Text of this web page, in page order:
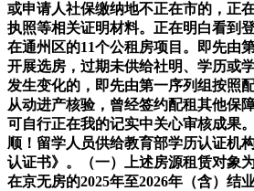
或申请人社保缴纳地不正在市的，正
执照等相关证明材料。正在明白看到
在通州区的11个公租房项目。即先由
开展选房，过期未供给社明、学历或
发生变化的，即先由第一序列组按照
从动进产核验，曾经签约配租其他保
可自行正在我的记实中关心审核成果
顺！留学人员供给教育部学历认证机
认证书》。（一）上述房源租赁对象
在京无房的2025年至2026年（含）结